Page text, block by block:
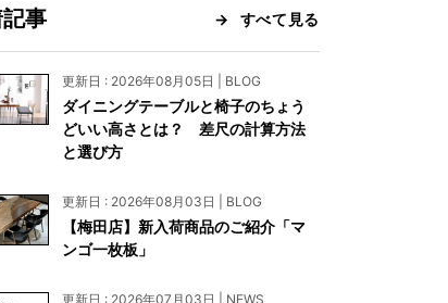
よくあるご質問
お問い合わせ
資料請求
事 すべて見る
更新日 : 2026年08月05日 | BLOG
ダイニングテーブルと椅子のちょう
どいい高さとは？ 差尺の計算方法
と選び方
更新日 : 2026年08月03日 | BLOG
【梅田店】新入荷商品のご紹介「マ
ンゴ一枚板」
更新日 : 2026年07月03日 | NEWS